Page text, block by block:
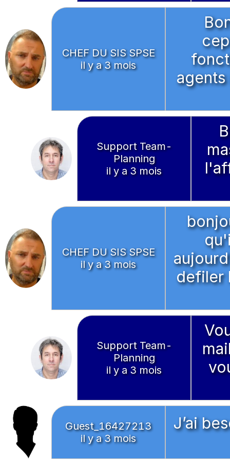
CHEF DU SIS SPSE
il y a 3 mois
Support Team-
Planning
il y a 3 mois
CHEF DU SIS SPSE
il y a 3 mois
defiler
Support Team-
Planning
il y a 3 mois
Guest_16427213
il y a 3 mois
J’ai